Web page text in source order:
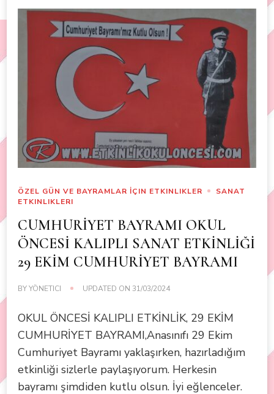
ÖZEL GÜN VE BAYRAMLAR İÇIN ETKINLIKLER
SANAT
ETKINLIKLERI
CUMHURİYET BAYRAMI OKUL
ÖNCESİ KALIPLI SANAT ETKİNLİĞİ
29 EKİM CUMHURİYET BAYRAMI
BYYÖNETICI UPDATED ON 31/03/2024
OKUL ÖNCESİ KALIPLI ETKİNLİK, 29 EKİM
CUMHURİYET BAYRAMI,Anasınıfı 29 Ekim
Cumhuriyet Bayramı yaklaşırken, hazırladığım
etkinliği sizlerle paylaşıyorum. Herkesin
bayramı şimdiden kutlu olsun. İyi eğlenceler.